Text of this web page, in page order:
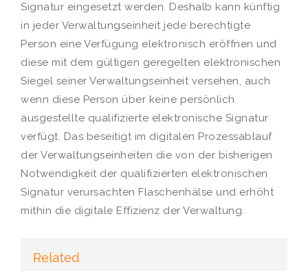
Signatur eingesetzt werden. Deshalb kann künftig
in jeder Verwaltungseinheit jede berechtigte
Person eine Verfügung elektronisch eröffnen und
diese mit dem gültigen geregelten elektronischen
Siegel seiner Verwaltungseinheit versehen, auch
wenn diese Person über keine persönlich
ausgestellte qualifizierte elektronische Signatur
verfügt. Das beseitigt im digitalen Prozessablauf
der Verwaltungseinheiten die von der bisherigen
Notwendigkeit der qualifizierten elektronischen
Signatur verursachten Flaschenhälse und erhöht
mithin die digitale Effizienz der Verwaltung.
Related